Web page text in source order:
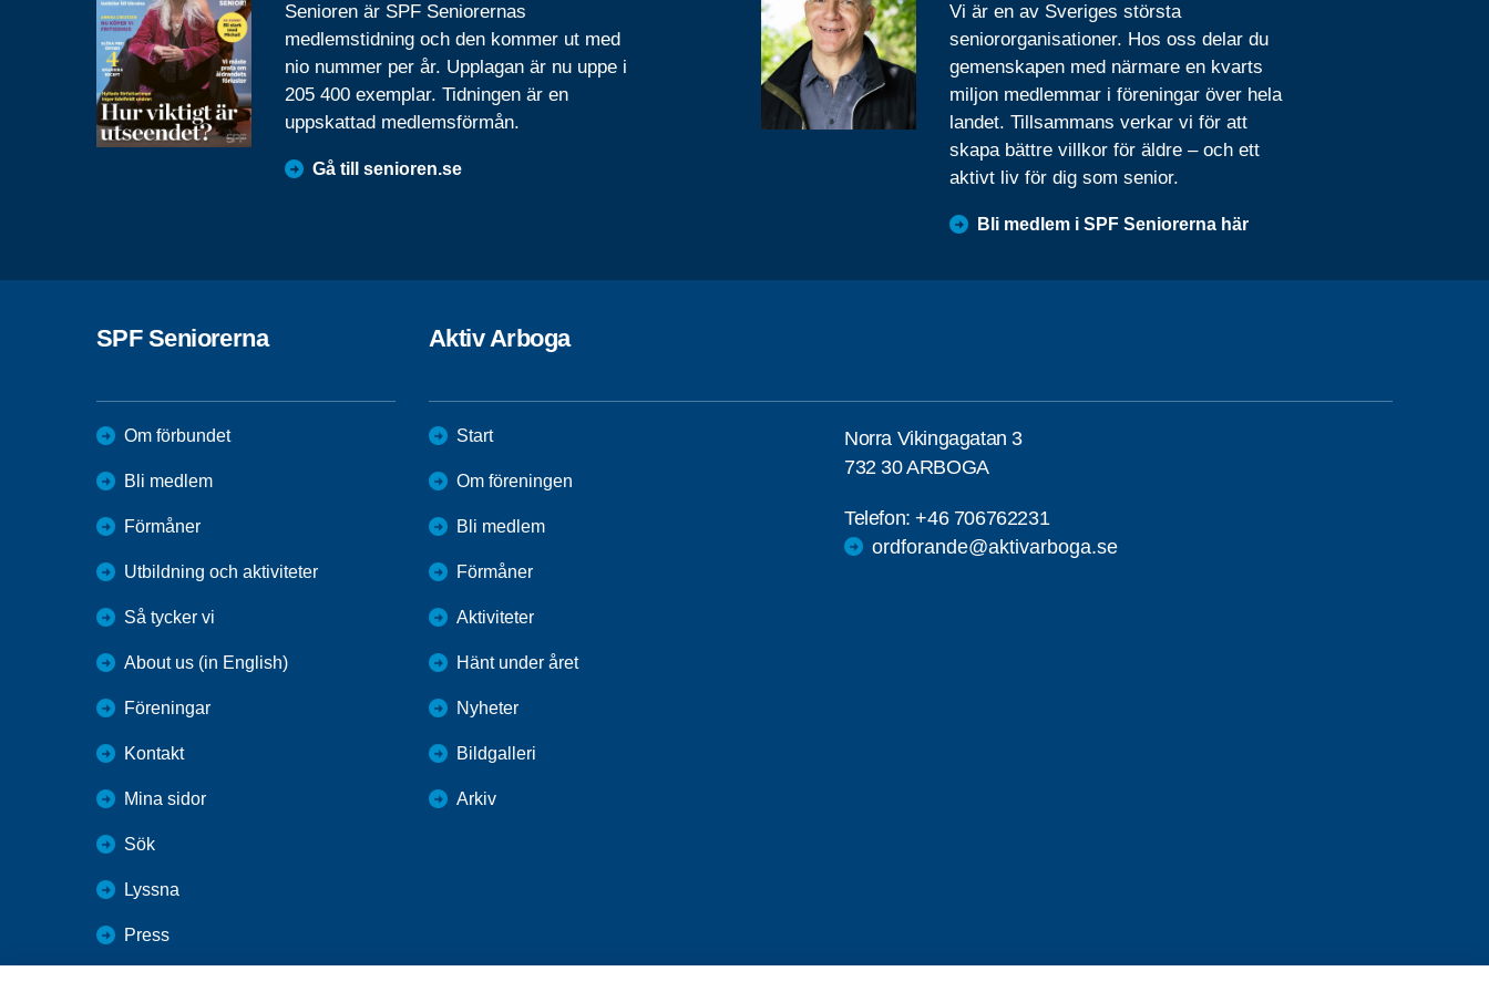
Senioren är SPF Seniorernas
medlemstidning och den kommer ut med
nio nummer per år. Upplagan är nu uppe i
205 400 exemplar. Tidningen är en
uppskattad medlemsförmån.
Gå till senioren.se
Vi är en av Sveriges största
seniororganisationer. Hos oss delar du
gemenskapen med närmare en kvarts
miljon medlemmar i föreningar över hela
landet. Tillsammans verkar vi för att
skapa bättre villkor för äldre – och ett
aktivt liv för dig som senior.
Bli medlem i SPF Seniorerna här
SPF Seniorerna
Om förbundet
Bli medlem
Förmåner
Utbildning och aktiviteter
Så tycker vi
About us (in English)
Föreningar
Kontakt
Mina sidor
Sök
Lyssna
Press
Aktiv Arboga
Start
Om föreningen
Bli medlem
Förmåner
Aktiviteter
Hänt under året
Nyheter
Bildgalleri
Arkiv
Norra Vikingagatan 3
732 30 ARBOGA
Telefon:+46 706762231
ordforande@aktivarboga.se